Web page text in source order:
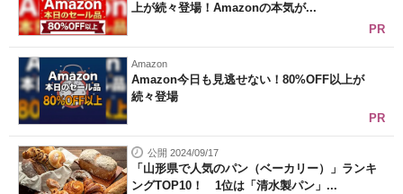
上が続々登場！Amazonの本気が...
PR
Amazon
Amazon今日も見逃せない！80%OFF以上が
続々登場
PR
公開 2024/09/17
「山形県で人気のパン（ベーカリー）」ランキ
ングTOP10！ 1位は「清水製パン」...